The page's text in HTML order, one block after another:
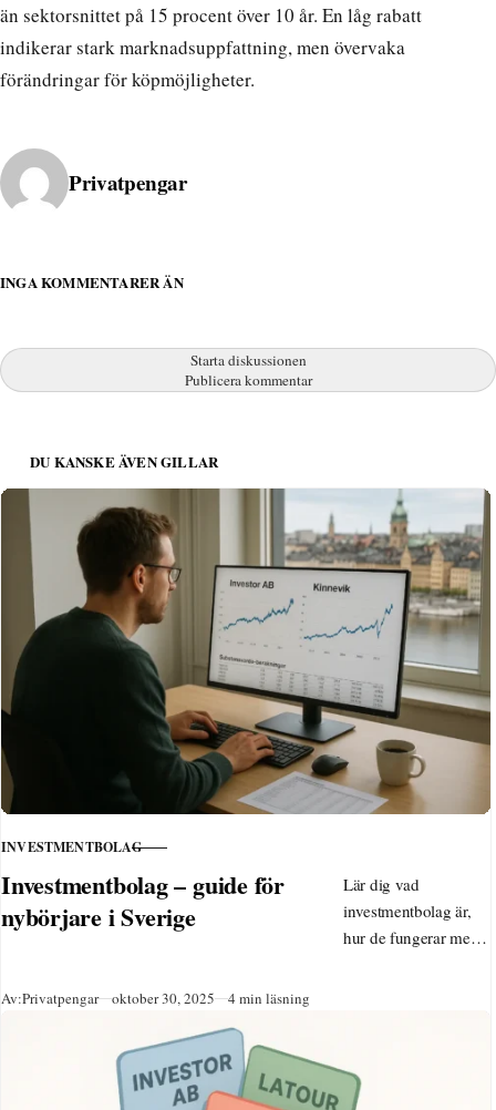
än sektorsnittet på 15 procent över 10 år. En låg rabatt
indikerar stark marknadsuppfattning, men övervaka
förändringar för köpmöjligheter.
Publicerad av
Privatpengar
INGA KOMMENTARER ÄN
Starta diskussionen
Publicera kommentar
DU KANSKE ÄVEN GILLAR
KATEGORI
INVESTMENTBOLAG
Investmentbolag – guide för
nybörjare i Sverige
Lär dig vad
investmentbolag är,
hur de fungerar med
för långsiktigt
sparande med
Av:Privatpengar Publicerad
oktober 30, 2025 4 min läsning